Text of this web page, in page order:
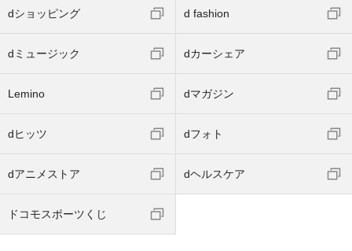
dショッピング d fashion
dミュージック dカーシェア
Lemino dマガジン
dヒッツ dフォト
dアニメストア dヘルスケア
ドコモスポーツくじ